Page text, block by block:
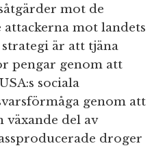
mot de
mot landets
är att tjäna
pengar genom att
sociala
genom att
del av
droger